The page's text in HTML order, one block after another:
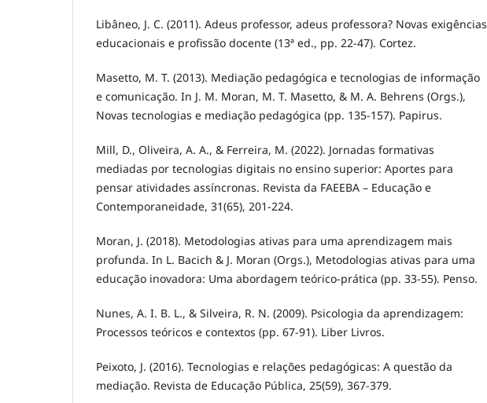
Libâneo, J. C. (2011). Adeus professor, adeus professora? Novas exigências
educacionais e profissão docente (13ª ed., pp. 22-47). Cortez.
Masetto, M. T. (2013). Mediação pedagógica e tecnologias de informação
e comunicação. In J. M. Moran, M. T. Masetto, & M. A. Behrens (Orgs.),
Novas tecnologias e mediação pedagógica (pp. 135-157). Papirus.
Mill, D., Oliveira, A. A., & Ferreira, M. (2022). Jornadas formativas
mediadas por tecnologias digitais no ensino superior: Aportes para
pensar atividades assíncronas. Revista da FAEEBA – Educação e
Contemporaneidade, 31(65), 201-224.
Moran, J. (2018). Metodologias ativas para uma aprendizagem mais
profunda. In L. Bacich & J. Moran (Orgs.), Metodologias ativas para uma
educação inovadora: Uma abordagem teórico-prática (pp. 33-55). Penso.
Nunes, A. I. B. L., & Silveira, R. N. (2009). Psicologia da aprendizagem:
Processos teóricos e contextos (pp. 67-91). Liber Livros.
Peixoto, J. (2016). Tecnologias e relações pedagógicas: A questão da
mediação. Revista de Educação Pública, 25(59), 367-379.